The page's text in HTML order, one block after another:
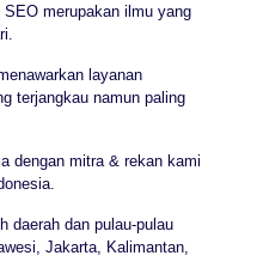
merupakan ilmu yang
layanan
terjangkau namun paling
dengan mitra & rekan kami
daerah dan pulau-pulau
Jakarta, Kalimantan,